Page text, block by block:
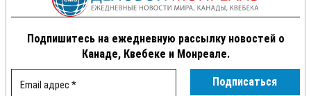
Подпишитесь на ежедневную рассылку новостей о
Канаде, Квебеке и Монреале.